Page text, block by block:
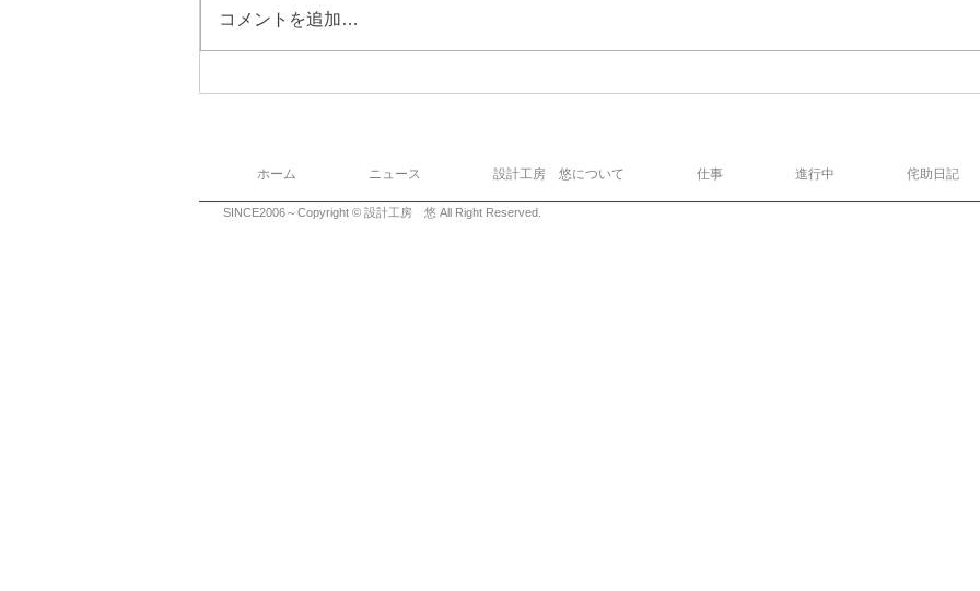
コメントを追加…
ホーム ニュース 設計工房 悠について 仕事 進行中 侘助日記
SINCE2006～Copyright © 設計工房 悠 All Right Reserved.